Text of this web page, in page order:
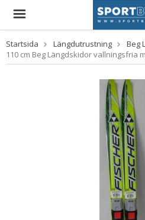
Startsida Längdutrustning
Beg
110 cm Beg Längdskidor vallningsfria